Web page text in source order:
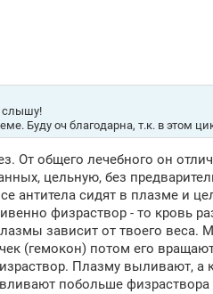
слышу!
Буду оч благодарна, т.к. в этом
общего лечебного он
цельную, без
антитела сидят в плазме и
физраствор - то кровь
зависит от твоего веса.
(гемокон) потом его
Плазму выливают, а
побольше